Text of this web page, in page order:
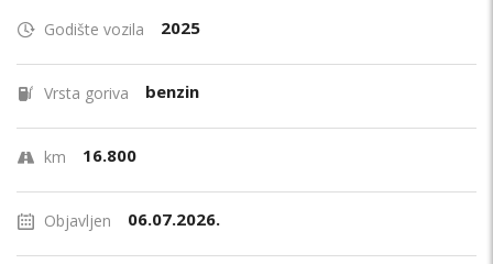
Godište vozila 2025
Vrsta goriva benzin
km 16.800
Objavljen 06.07.2026.